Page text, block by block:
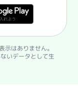
はありません。
いデータとして生